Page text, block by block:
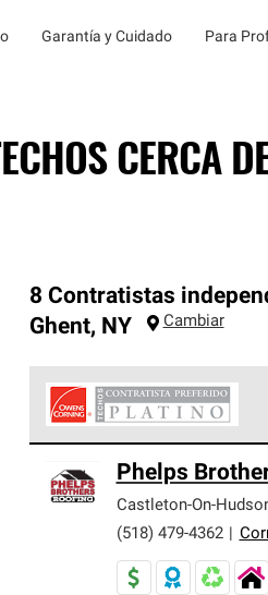
Garantía y Cuidado Para
CERCA
8 Contratistas
Ghent, NY Cambiar
cumplen con estándares
ofrecer nuestra mejor
Phelps
Castleton-On-
(518) 479-4362